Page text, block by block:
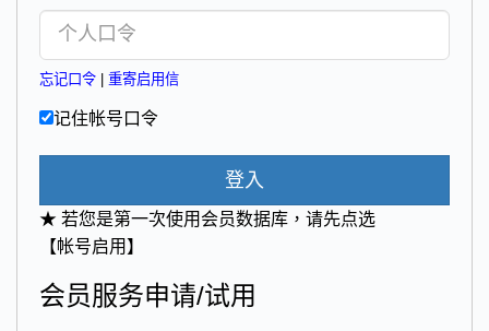
忘记口令 重寄启用信
记住帐号口令
登入
★ 若您是第一次使用会员数据库，请先点选
【帐号启用】
会员服务申请/试用